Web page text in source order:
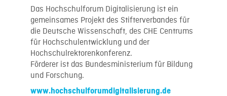
Das Hochschulforum Digitalisierung ist ein
gemeinsames Projekt des Stifterverbandes für
die Deutsche Wissenschaft, des CHE Centrums
für Hochschulentwicklung und der
Hochschulrektorenkonferenz.
Förderer ist das Bundesministerium für Bildung
und Forschung.
www.hochschulforumdigitalisierung.de